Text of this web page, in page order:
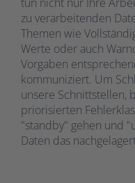
zu verarbeitenden
Themen wie
Werte oder auch
Vorgaben
kommuniziert. Um
unsere Schnittstellen,
priorisierten
"standby" gehen und
Daten das